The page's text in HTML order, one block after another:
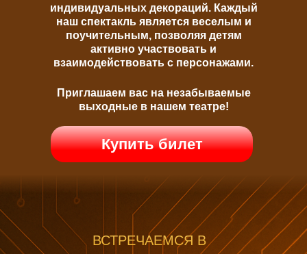
индивидуальных декораций. Каждый
наш спектакль является веселым и
поучительным, позволяя детям
активно участвовать и
взаимодействовать с персонажами.
Приглашаем вас на незабываемые
выходные в нашем театре!
Купить билет
ВСТРЕЧАЕМСЯ В